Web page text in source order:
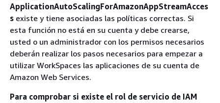
ApplicationAutoScalingForAmazonAppStreamAcces
s existe y tiene asociadas las políticas correctas. Si
esta función no está en su cuenta y debe crearse,
usted o un administrador con los permisos necesarios
deberán realizar los pasos necesarios para empezar a
utilizar WorkSpaces las aplicaciones de su cuenta de
Amazon Web Services.
Para comprobar si existe el rol de servicio de IAM